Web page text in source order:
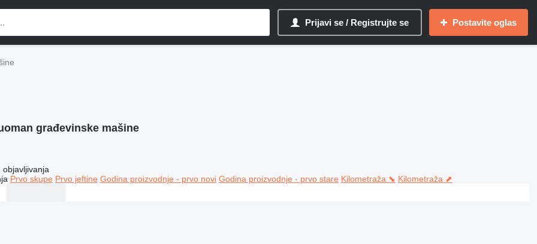
Prijavi se / Registrujte se Postavite oglas
građevinske mašine
objavljivanja
Prvo skupe Prvo jeftine Godina proizvodnje - prvo novi Godina proizvodnje - prvo stare Kilometraža ⬊ Kilometraža ⬈